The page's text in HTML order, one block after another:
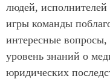
людей,
игры команды
интересные
уровень знаний о
юридических